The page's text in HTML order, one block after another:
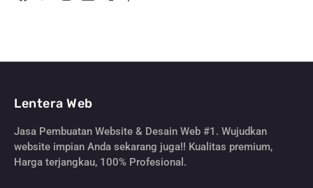
Lentera Web
Jasa Pembuatan Website & Desain Web #1. Wujudkan
website impian Anda sekarang juga!! Kualitas premium,
Harga terjangkau, 100% Profesional.